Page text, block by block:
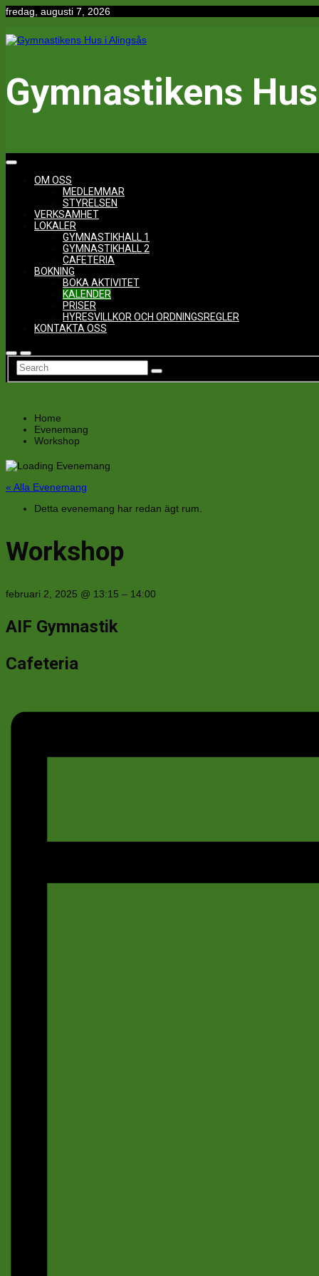
Hoppa
innehåll
fredag, augusti 7, 2026
Gymnastikens
OM OSS
MEDLEMMAR
STYRELSEN
VERKSAMHET
LOKALER
GYMNASTIKHALL 1
GYMNASTIKHALL 2
CAFETERIA
BOKNING
BOKA AKTIVITET
KALENDER
PRISER
HYRESVILLKOR OCH ORDNINGSREGLER
KONTAKTA OSS
Home
Evenemang
Workshop
« Alla Evenemang
Detta evenemang har redan ägt rum.
Workshop
februari 2, 2025 @ 13:15 – 14:00
AIF Gymnastik
Cafeteria